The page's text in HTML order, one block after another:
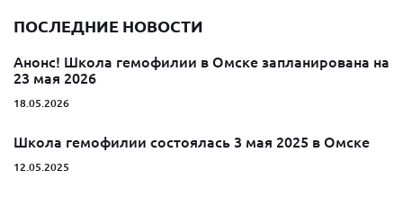
ПОСЛЕДНИЕ НОВОСТИ
Анонс! Школа гемофилии в Омске запланирована на
23 мая 2026
18.05.2026
Школа гемофилии состоялась 3 мая 2025 в Омске
12.05.2025